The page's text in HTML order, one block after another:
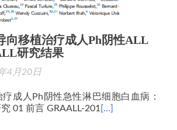
向移植治疗成人Ph阴性ALL
研究结果
4月20日
成人Ph阴性急性淋巴细胞白血病：
01 前言 GRAALL-201 […]